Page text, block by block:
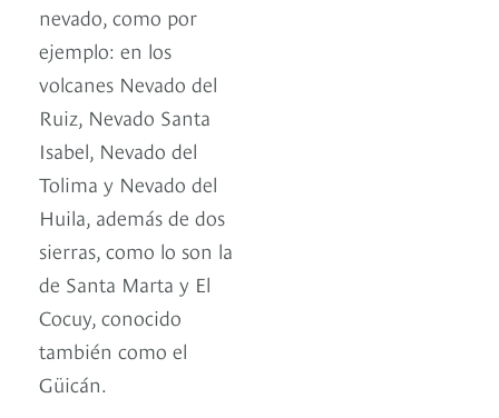
nevado, como por
ejemplo: en los
volcanes Nevado del
Ruiz, Nevado Santa
Isabel, Nevado del
Tolima y Nevado del
Huila, además de dos
sierras, como lo son la
de Santa Marta y El
Cocuy, conocido
también como el
Güicán.